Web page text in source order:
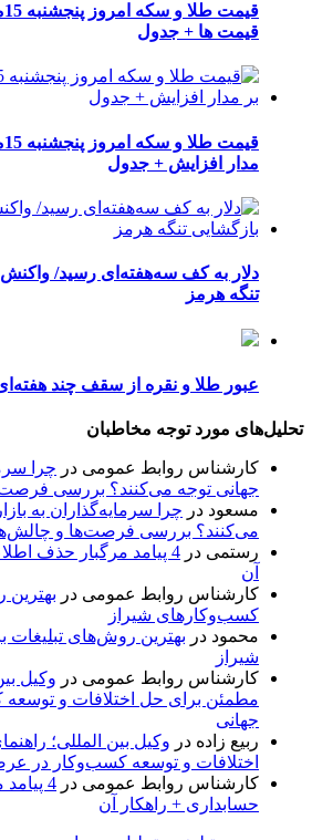
قیمت ها + جدول
مدار افزایش + جدول
دلار به کف سه‌هفته‌ای رسید/
تنگه هرمز
عبور طلا و نقره از سقف چند
تحلیل‌های مورد توجه مخاطبان
کارشناس روابط عمومی در چرا
جهانی توجه می‌کنند؟ بررسی
مسعود در چرا سرمایه‌گذاران به
می‌کنند؟ بررسی فرصت‌ها و
رستمی در
4 پیامد مرگبار حذف
آن
کارشناس روابط عمومی در
کسب‌وکارهای شیراز
محمود در بهترین روش‌های
شیراز
کارشناس روابط عمومی در وکیل
مطمئن برای حل اختلافات و
جهانی
ربیع زاده در وکیل بین المللی؛
اختلافات و توسعه کسب‌وکار در
کارشناس روابط عمومی در
4
حسابداری + راهکار آن